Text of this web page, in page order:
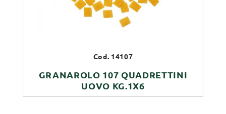
Cod. 14107
GRANAROLO 107 QUADRETTINI
UOVO KG.1X6